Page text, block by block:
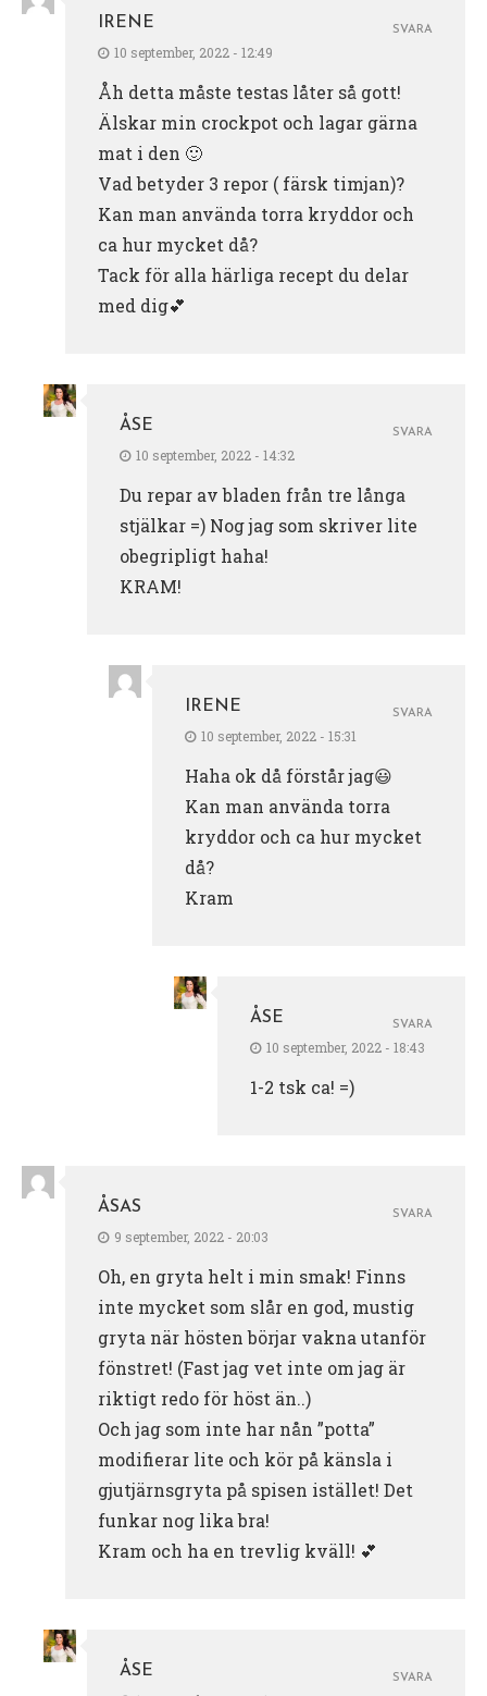
IRENE
10 september, 2022 - 12:49
Åh detta måste testas låter så gott!
Älskar min crockpot och lagar gärna
mat i den 🙂
Vad betyder 3 repor ( färsk timjan)?
Kan man använda torra kryddor och
ca hur mycket då?
Tack för alla härliga recept du delar
med dig💕
SVARA
ÅSE
10 september, 2022 - 14:32
Du repar av bladen från tre långa
stjälkar =) Nog jag som skriver lite
obegripligt haha!
KRAM!
SVARA
IRENE
10 september, 2022 - 15:31
Haha ok då förstår jag😃
Kan man använda torra
kryddor och ca hur mycket
då?
Kram
SVARA
ÅSE
10 september, 2022 - 18:43
1-2 tsk ca! =)
SVARA
ÅSAS
9 september, 2022 - 20:03
Oh, en gryta helt i min smak! Finns
inte mycket som slår en god, mustig
gryta när hösten börjar vakna utanför
fönstret! (Fast jag vet inte om jag är
riktigt redo för höst än..)
Och jag som inte har nån ”potta”
modifierar lite och kör på känsla i
gjutjärnsgryta på spisen istället! Det
funkar nog lika bra!
Kram och ha en trevlig kväll! 💕
SVARA
ÅSE
SVARA